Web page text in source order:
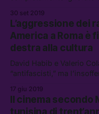
crescente. Abbiamo
Film, per farci raccontare
proiettato il prossimo 20
30 set 2019
L’aggressione dei
America a Roma è
destra alla cultura
David Habib e Valerio
“antifascisti,” ma
17 giu 2019
Il cinema secondo